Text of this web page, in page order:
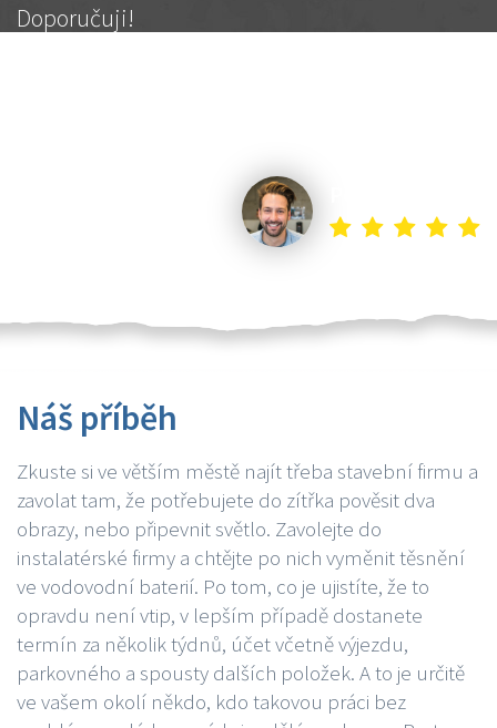
Doporučuji!
Náš příběh
Zkuste si ve větším městě najít třeba stavební firmu a
zavolat tam, že potřebujete do zítřka pověsit dva
obrazy, nebo připevnit světlo. Zavolejte do
instalatérské firmy a chtějte po nich vyměnit těsnění
ve vodovodní baterií. Po tom, co je ujistíte, že to
opravdu není vtip, v lepším případě dostanete
termín za několik týdnů, účet včetně výjezdu,
parkovného a spousty dalších položek. A to je určitě
ve vašem okolí někdo, kdo takovou práci bez